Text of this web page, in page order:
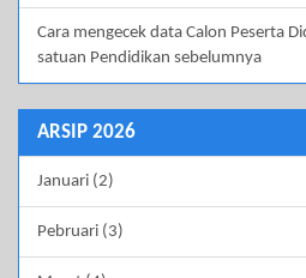
Cara mengecek data Calon Peserta
satuan Pendidikan sebelumnya
ARSIP 2026
Januari (2)
Pebruari (3)